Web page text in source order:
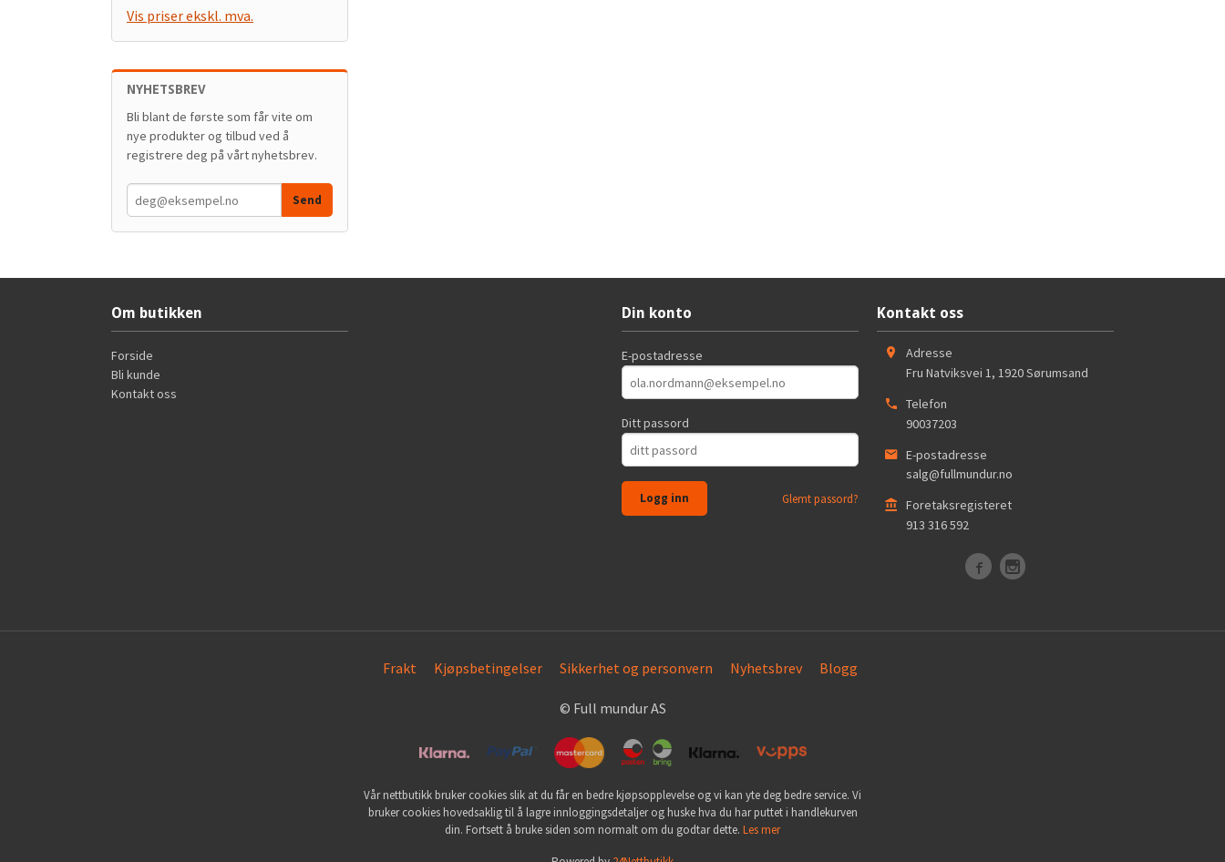
Vis priser ekskl. mva.
NYHETSBREV
Bli blant de første som får vite om
nye produkter og tilbud ved å
registrere deg på vårt nyhetsbrev.
Om butikken
Forside
Bli kunde
Kontakt oss
Din konto
E-postadresse
Ditt passord
Glemt passord?
Kontakt oss
Adresse
Fru Natviksvei 1, 1920Sørumsand
Telefon
90037203
E-postadresse
salg@fullmundur.no
Foretaksregisteret
913 316 592
Frakt Kjøpsbetingelser Sikkerhet og personvern Nyhetsbrev Blogg
© Full mundur AS
Vår nettbutikk bruker cookies slik at du får en bedre kjøpsopplevelse og vi kan yte deg bedre service. Vi
bruker cookies hovedsaklig til å lagre innloggingsdetaljer og huske hva du har puttet i handlekurven
din. Fortsett å bruke siden som normalt om du godtar dette. Les mer